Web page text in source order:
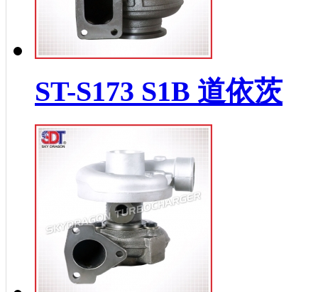
ST-S173 S1B 道依茨